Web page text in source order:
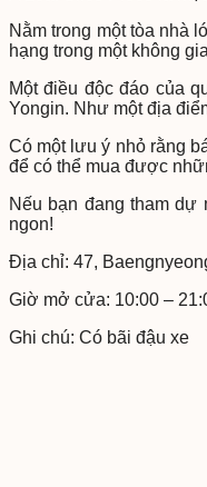
Nằm trong một tòa nhà
hạng trong một không
Một điều độc đáo của
Yongin. Như một địa
Có một lưu ý nhỏ rằng
để có thể mua được
Nếu bạn đang tham
ngon!
Địa chỉ: 47,
Giờ mở cửa: 10:00 –
Ghi chú: Có bãi đậu xe